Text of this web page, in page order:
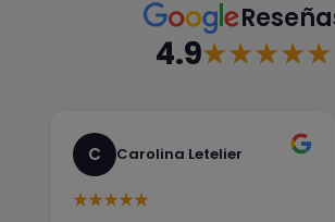
4.9★★★★★
C Carolina Letelier
★★★★★